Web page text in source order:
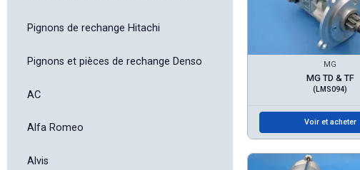
Pignons de rechange Hitachi
Pignons et pièces de rechange Denso
AC
Alfa Romeo
Alvis
MG
MG TD & TF
(LMS094)
Voir et acheter